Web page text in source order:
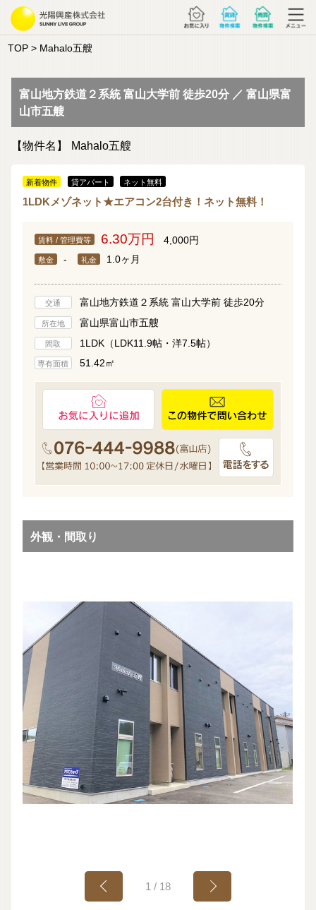
TOP> Mahalo五艘
富山地方鉄道２系統 富山大学前 徒歩20分 ／ 富山県富
山市五艘
【物件名】 Mahalo五艘
新着物件 貸アパート ネット無料
1LDKメゾネット★エアコン2台付き！ネット無料！
賃料 / 管理費等 6.30万円 4,000円
敷金 - 礼金 1.0ヶ月
交通 富山地方鉄道２系統 富山大学前 徒歩20分
所在地 富山県富山市五艘
間取 1LDK（LDK11.9帖・洋7.5帖）
専有面積 51.42㎡
外観・間取り
1 / 18